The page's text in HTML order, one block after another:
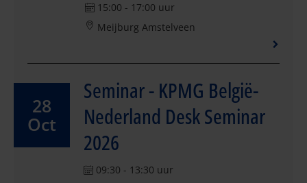
15:00 - 17:00 uur
Meijburg Amstelveen
28
Oct
Seminar - KPMG België-
Nederland Desk Seminar
2026
09:30 - 13:30 uur